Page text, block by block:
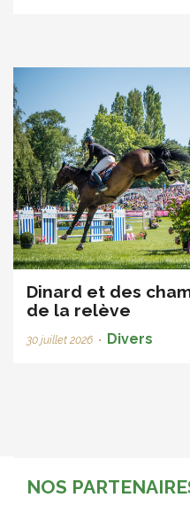
Dinard et des
de la relève
30 juillet 2026 • Divers
NOS